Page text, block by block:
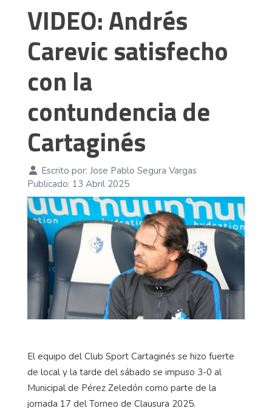
VIDEO: Andrés
Carevic satisfecho
con la
contundencia de
Cartaginés
Escrito por: Jose Pablo Segura Vargas
Publicado: 13 Abril 2025
El equipo del Club Sport Cartaginés se hizo fuerte
de local y la tarde del sábado se impuso 3-0 al
Municipal de Pérez Zeledón como parte de la
jornada 17 del Torneo de Clausura 2025.